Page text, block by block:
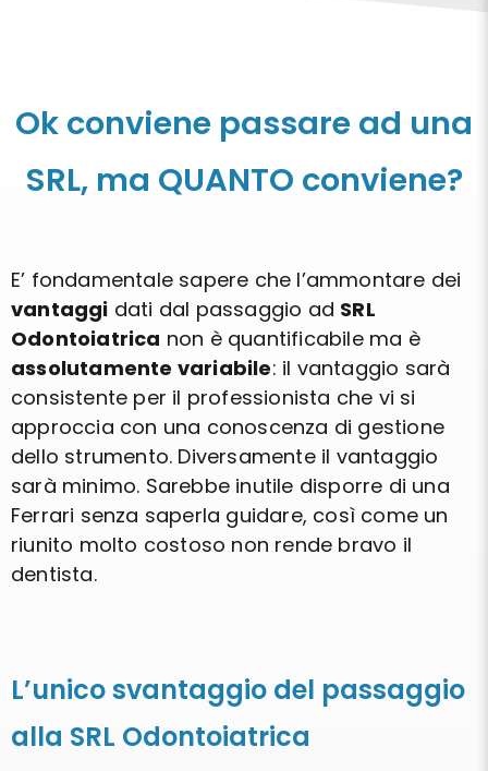
Ok conviene passare ad una
SRL, ma QUANTO conviene?
E’ fondamentale sapere che l’ammontare dei
vantaggi dati dal passaggio ad SRL
Odontoiatrica non è quantificabile ma è
assolutamente variabile: il vantaggio sarà
consistente per il professionista che vi si
approccia con una conoscenza di gestione
dello strumento. Diversamente il vantaggio
sarà minimo. Sarebbe inutile disporre di una
Ferrari senza saperla guidare, così come un
riunito molto costoso non rende bravo il
dentista.
L’unico svantaggio del passaggio
alla SRL Odontoiatrica